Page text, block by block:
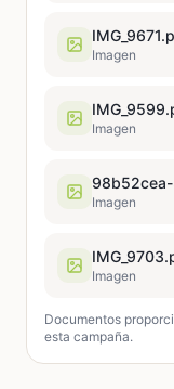
Imagen
Imagen
Imagen
Imagen
Documentos
esta campaña.